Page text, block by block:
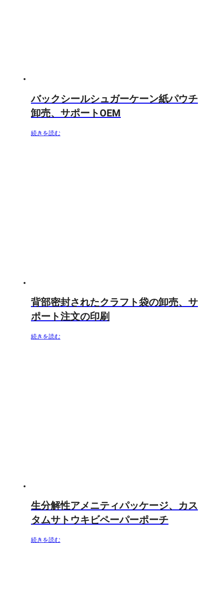
バックシールシュガーケーン紙パウチ
卸売、サポートOEM
続きを読む
背部密封されたクラフト袋の卸売、サ
ポート注文の印刷
続きを読む
生分解性アメニティパッケージ、カス
タムサトウキビペーパーポーチ
続きを読む